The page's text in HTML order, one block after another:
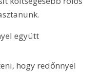
együtt
hogy redőnnyel